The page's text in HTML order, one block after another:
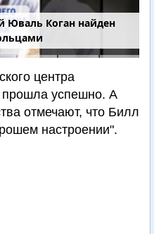
Юваль Коган найден
центра
прошла успешно. А
отмечают, что Билл
настроении".